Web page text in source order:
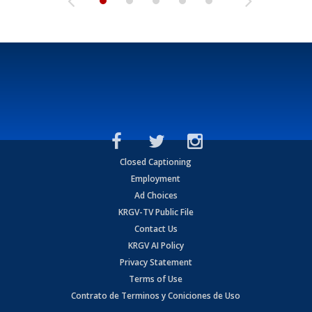
Closed Captioning
Employment
Ad Choices
KRGV-TV Public File
Contact Us
KRGV AI Policy
Privacy Statement
Terms of Use
Contrato de Terminos y Coniciones de Uso